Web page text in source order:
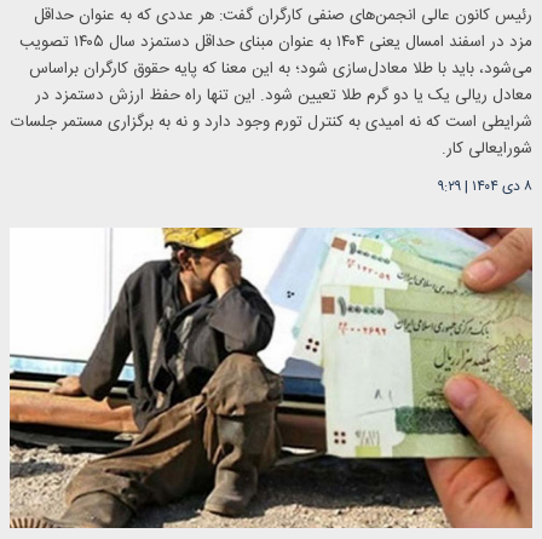
رئیس کانون عالی انجمن‌های صنفی کارگران گفت: هر عددی که به عنوان حداقل
مزد در اسفند امسال یعنی ۱۴۰۴ به عنوان مبنای حداقل دستمزد سال ۱۴۰۵ تصویب
می‌شود، باید با طلا معادل‌سازی شود؛ به این معنا که پایه حقوق کارگران براساس
معادل ریالی یک یا دو گرم طلا تعیین شود. این تنها راه حفظ ارزش دستمزد در
شرایطی است که نه امیدی به کنترل تورم وجود دارد و نه به برگزاری مستمر جلسات
شورایعالی کار.
۸ دی ۱۴۰۴ |۹:۲۹